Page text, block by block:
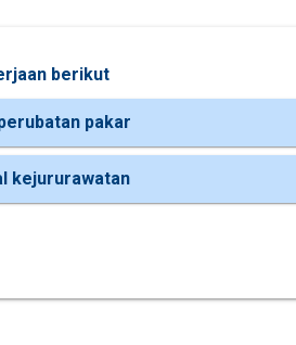
berikut
pakar
kejururawatan